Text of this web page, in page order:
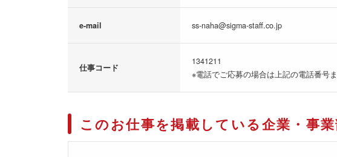
e-mail ss-naha@sigma-staff.co.jp
仕事コード
1341211
※電話でご応募の場合は上記の電話番号
このお仕事を掲載している企業・事